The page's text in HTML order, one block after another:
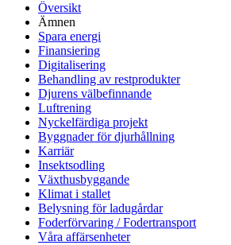
Översikt
Ämnen
Spara energi
Finansiering
Digitalisering
Behandling av restprodukter
Djurens välbefinnande
Luftrening
Nyckelfärdiga projekt
Byggnader för djurhållning
Karriär
Insektsodling
Växthusbyggande
Klimat i stallet
Belysning för ladugårdar
Foderförvaring / Fodertransport
Våra affärsenheter